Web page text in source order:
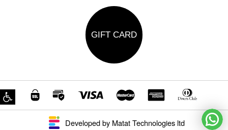
GIFT CARD
Developed by Matat Technologies ltd